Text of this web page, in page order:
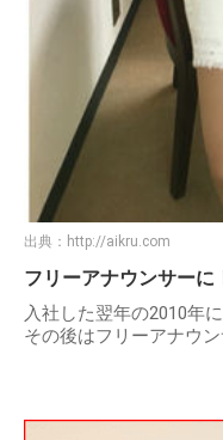
出典： http://aikru.com
フリーアナウンサーに
入社した翌年の2010年
その後はフリーアナウ